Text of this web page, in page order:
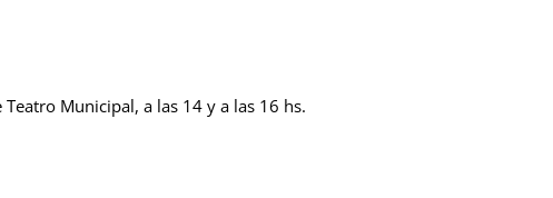
Teatro Municipal, a las 14 y a las 16 hs.